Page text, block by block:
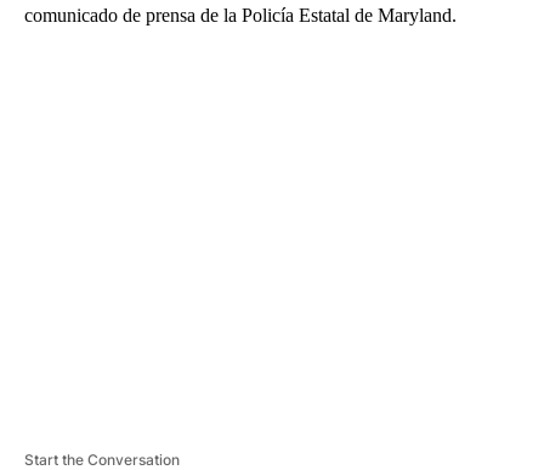
comunicado de prensa de la Policía Estatal de Maryland.
Start the Conversation